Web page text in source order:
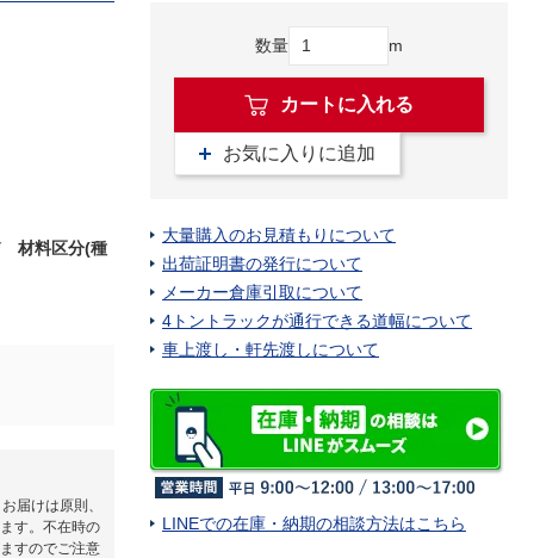
材料区分(種
届けは原則、
す。不在時の
すのでご注意
数量 m
カートに入れる
お気に入りに追加
大量購入のお見積もりについて
出荷証明書の発行について
メーカー倉庫引取について
4トントラックが通行できる道幅について
車上渡し・軒先渡しについて
LINEでの在庫・納期の相談方法はこちら